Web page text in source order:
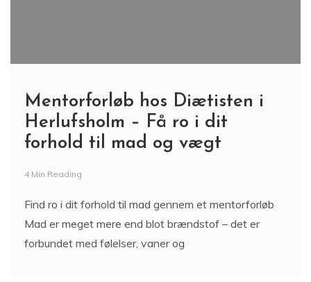
Mentorforløb hos Diætisten i
Herlufsholm – Få ro i dit
forhold til mad og vægt
4 Min Reading
Find ro i dit forhold til mad gennem et mentorforløb
Mad er meget mere end blot brændstof – det er
forbundet med følelser, vaner og